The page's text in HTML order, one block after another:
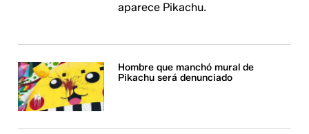
aparece Pikachu.
Hombre que manchó mural de
Pikachu será denunciado